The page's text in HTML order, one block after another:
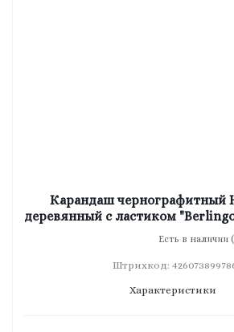
Карандаш чернографитный
деревянный с ластиком
Есть в наличии
Штрихкод:
Характеристики